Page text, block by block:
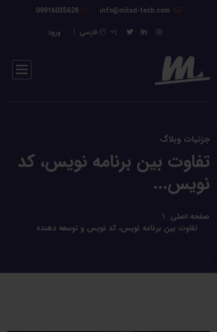
09916035628
فارسی ورود
جزئیات وبلاگ
تفاوت بین برنامه نویس، کد
نویس...
صفحه اصلی
تفاوت بین برنامه نویس، کد نویس و توسعه دهنده